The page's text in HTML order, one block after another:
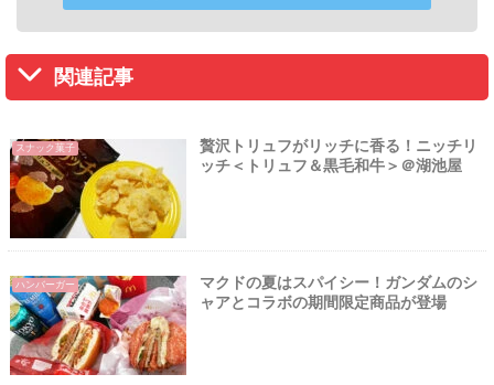
関連記事
スナック菓子
贅沢トリュフがリッチに香る！ニッチリ
ッチ＜トリュフ＆黒毛和牛＞＠湖池屋
ハンバーガー
マクドの夏はスパイシー！ガンダムのシ
ャアとコラボの期間限定商品が登場